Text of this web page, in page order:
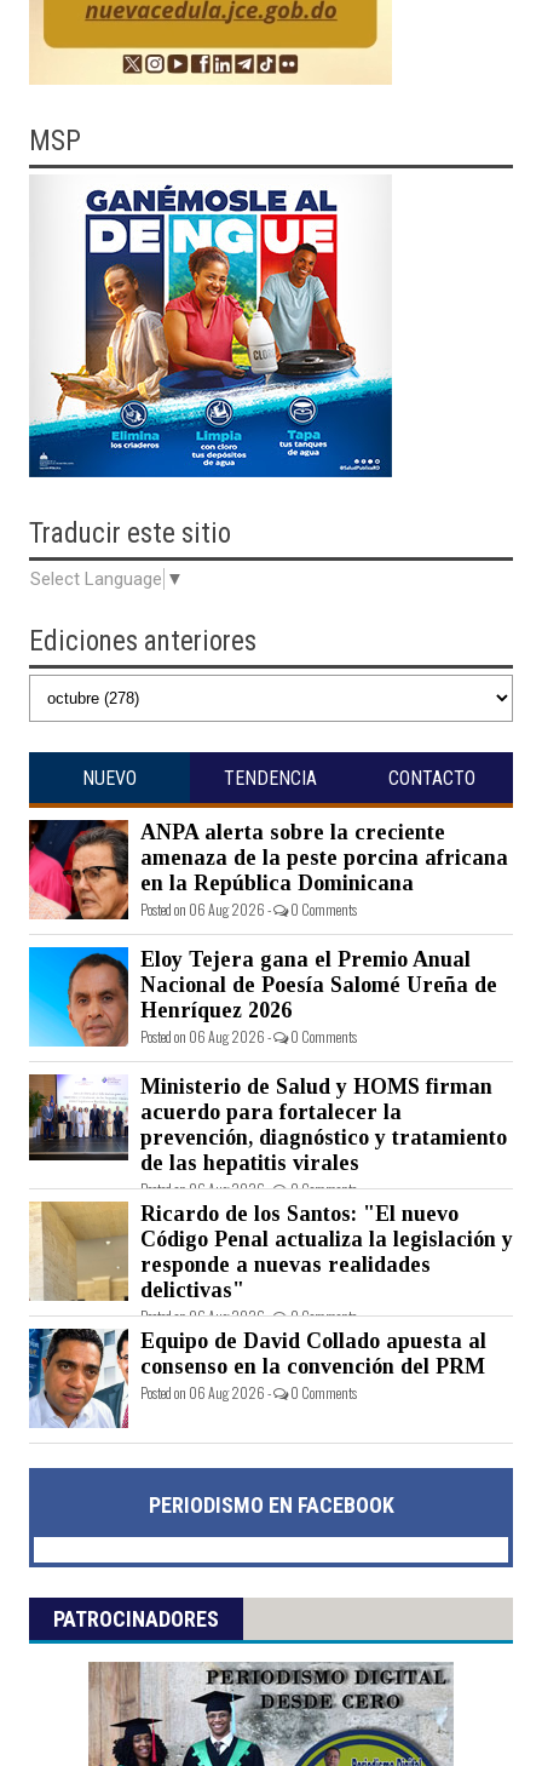
MSP
Traducir este sitio
Select Language ▼
Ediciones anteriores
NUEVO TENDENCIA CONTACTO
ANPA alerta sobre la creciente
amenaza de la peste porcina africana
en la República Dominicana
Posted on 06 Aug 2026 - 0 Comments
Eloy Tejera gana el Premio Anual
Nacional de Poesía Salomé Ureña de
Henríquez 2026
Posted on 06 Aug 2026 - 0 Comments
Ministerio de Salud y HOMS firman
acuerdo para fortalecer la
prevención, diagnóstico y tratamiento
de las hepatitis virales
Posted on 06 Aug 2026 - 0 Comments
Ricardo de los Santos: "El nuevo
Código Penal actualiza la legislación y
responde a nuevas realidades
delictivas"
Posted on 06 Aug 2026 - 0 Comments
Equipo de David Collado apuesta al
consenso en la convención del PRM
Posted on 06 Aug 2026 - 0 Comments
PERIODISMO EN FACEBOOK
PATROCINADORES